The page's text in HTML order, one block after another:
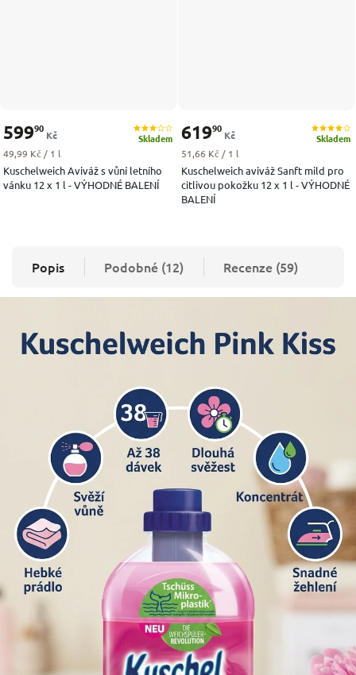
Kuschelweich Aviváž s vůní letního
vánku 12 x 1 l - VÝHODNÉ BALENÍ
Skladem
59990
Kč
Měrná cena:
49,99 Kč / 1 l
Kuschelweich aviváž Sanft mild pro
citlivou pokožku 12 x 1 l - VÝHODNÉ
BALENÍ
Skladem
61990
Kč
Měrná cena:
51,66 Kč / 1 l
Popis Podobné (12) Recenze (59)